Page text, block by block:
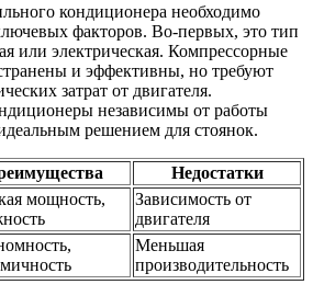
кондиционера необходимо
факторов. Во-первых, это тип
или электрическая. Компрессорные
и эффективны, но требуют
затрат от двигателя.
независимы от работы
решением для стоянок.
Недостатки
мощность,
Зависимость от
двигателя
Меньшая
производительность